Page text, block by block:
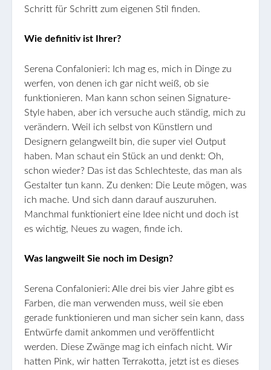
Schritt für Schritt zum eigenen Stil finden.
Wie definitiv ist Ihrer?
Serena Confalonieri: Ich mag es, mich in Dinge zu
werfen, von denen ich gar nicht weiß, ob sie
funktionieren. Man kann schon seinen Signature-
Style haben, aber ich versuche auch ständig, mich zu
verändern. Weil ich selbst von Künstlern und
Designern gelangweilt bin, die super viel Output
haben. Man schaut ein Stück an und denkt: Oh,
schon wieder? Das ist das Schlechteste, das man als
Gestalter tun kann. Zu denken: Die Leute mögen, was
ich mache. Und sich dann darauf auszuruhen.
Manchmal funktioniert eine Idee nicht und doch ist
es wichtig, Neues zu wagen, finde ich.
Was langweilt Sie noch im Design?
Serena Confalonieri: Alle drei bis vier Jahre gibt es
Farben, die man verwenden muss, weil sie eben
gerade funktionieren und man sicher sein kann, dass
Entwürfe damit ankommen und veröffentlicht
werden. Diese Zwänge mag ich einfach nicht. Wir
hatten Pink, wir hatten Terrakotta, jetzt ist es dieses